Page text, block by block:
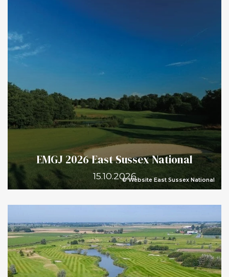
© Website East Sussex National
EMGJ 2026 East Sussex National
15.10.2026